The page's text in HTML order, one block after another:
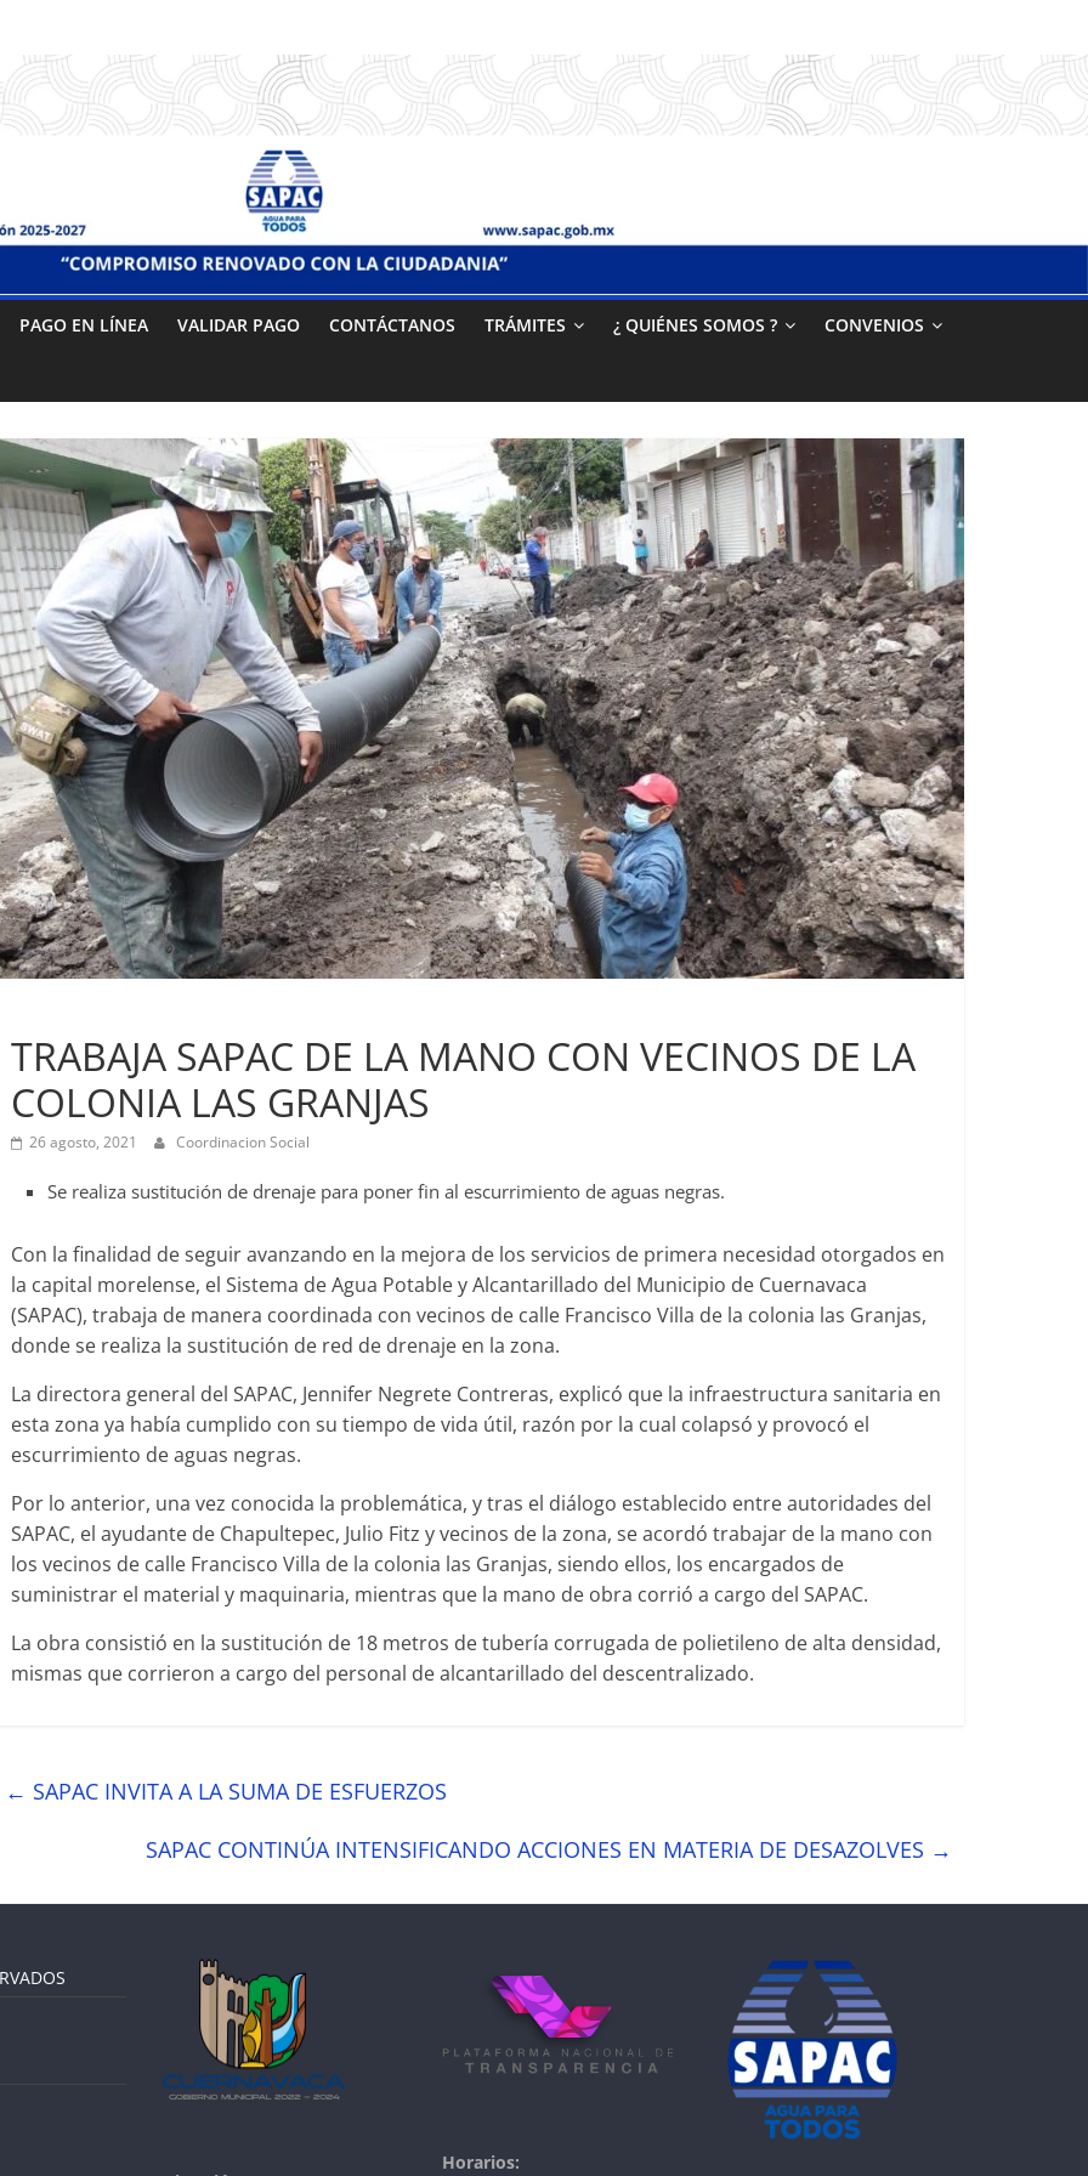
PAGO EN LÍNEA VALIDAR PAGO CONTÁCTANOS TRÁMITES ¿ QUIÉNES SOMOS ? CONVENIOS
TRABAJA SAPAC DE LA MANO CON VECINOS DE LA
COLONIA LAS GRANJAS
26 agosto, 2021 Coordinacion Social
Se realiza sustitución de drenaje para poner fin al escurrimiento de aguas negras.
Con la finalidad de seguir avanzando en la mejora de los servicios de primera necesidad otorgados en
la capital morelense, el Sistema de Agua Potable y Alcantarillado del Municipio de Cuernavaca
(SAPAC), trabaja de manera coordinada con vecinos de calle Francisco Villa de la colonia las Granjas,
donde se realiza la sustitución de red de drenaje en la zona.
La directora general del SAPAC, Jennifer Negrete Contreras, explicó que la infraestructura sanitaria en
esta zona ya había cumplido con su tiempo de vida útil, razón por la cual colapsó y provocó el
escurrimiento de aguas negras.
Por lo anterior, una vez conocida la problemática, y tras el diálogo establecido entre autoridades del
SAPAC, el ayudante de Chapultepec, Julio Fitz y vecinos de la zona, se acordó trabajar de la mano con
los vecinos de calle Francisco Villa de la colonia las Granjas, siendo ellos, los encargados de
suministrar el material y maquinaria, mientras que la mano de obra corrió a cargo del SAPAC.
La obra consistió en la sustitución de 18 metros de tubería corrugada de polietileno de alta densidad,
mismas que corrieron a cargo del personal de alcantarillado del descentralizado.
← SAPAC INVITA A LA SUMA DE ESFUERZOS
SAPAC CONTINÚA INTENSIFICANDO ACCIONES EN MATERIA DE DESAZOLVES →
Horarios: